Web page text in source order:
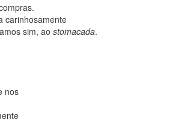
carinhosamente
sim, ao stomacada.
nos